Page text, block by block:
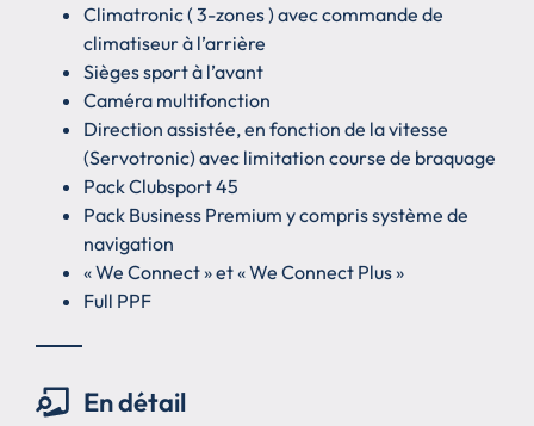
Climatronic ( 3-zones ) avec commande de
climatiseur à l’arrière
Sièges sport à l’avant
Caméra multifonction
Direction assistée, en fonction de la vitesse
(Servotronic) avec limitation course de braquage
Pack Clubsport 45
Pack Business Premium y compris système de
navigation
« We Connect » et « We Connect Plus »
Full PPF
En détail